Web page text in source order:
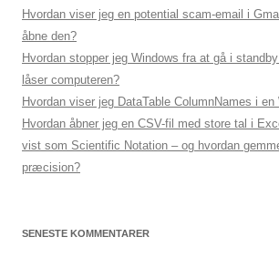
Hvordan viser jeg en potential scam-email i
åbne den?
Hvordan stopper jeg Windows fra at gå i
låser computeren?
Hvordan viser jeg DataTable ColumnNames i
Hvordan åbner jeg en CSV-fil med store tal i
vist som Scientific Notation – og hvordan
præcision?
SENESTE KOMMENTARER